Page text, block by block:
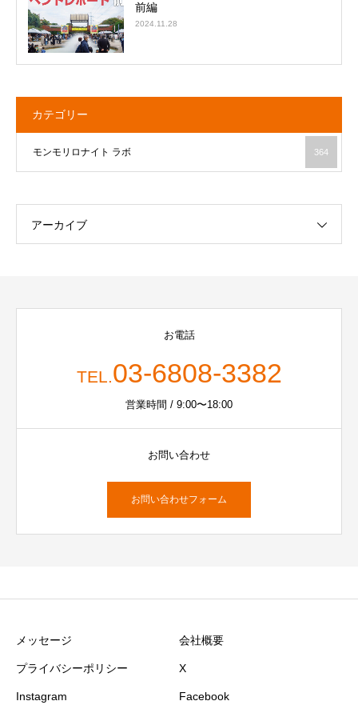
前編
2024.11.28
カテゴリー
モンモリロナイト ラボ 364
アーカイブ
お電話
TEL.03-6808-3382
営業時間 / 9:00〜18:00
お問い合わせ
お問い合わせフォーム
メッセージ 会社概要
プライバシーポリシー X
Instagram Facebook